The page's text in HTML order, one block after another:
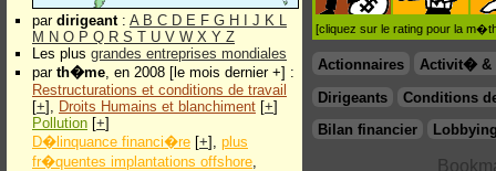
par dirigeant: A B C D E F G H J K L
M N O P Q R S T U V W X Y Z
Les plus grandes entreprises mondiales
par th�me, en 2008 [le mois dernier +] :
Restructurations et conditions de travail
[+], Droits Humains et blanchiment [+]
Pollution [+]
D�linquance financi�re [+], plus
fr�quentes implantations offshore,
[cliquez sur le rating pour la
Actionnaires
Activit� &
Dirigeants
Conditions
Bilan financier